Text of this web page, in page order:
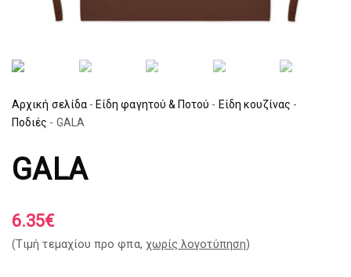
Αρχική σελίδα - Είδη φαγητού & Ποτού - Είδη κουζίνας -
Ποδιές - GALA
GALA
6.35€
(Tιμή τεμαχίου προ φπα, χωρίς λογοτύπηση)